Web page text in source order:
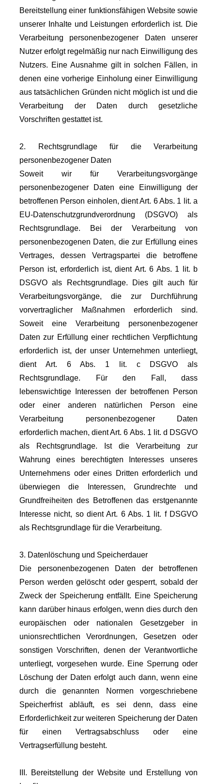
Bereitstellung einer funktionsfähigen Website sowie
unserer Inhalte und Leistungen erforderlich ist. Die
Verarbeitung personenbezogener Daten unserer
Nutzer erfolgt regelmäßig nur nach Einwilligung des
Nutzers. Eine Ausnahme gilt in solchen Fällen, in
denen eine vorherige Einholung einer Einwilligung
aus tatsächlichen Gründen nicht möglich ist und die
Verarbeitung der Daten durch gesetzliche
Vorschriften gestattet ist.
2. Rechtsgrundlage für die Verarbeitung
personenbezogener Daten
Soweit wir für Verarbeitungsvorgänge
personenbezogener Daten eine Einwilligung der
betroffenen Person einholen, dient Art. 6 Abs. 1 lit. a
EU-Datenschutzgrundverordnung (DSGVO) als
Rechtsgrundlage. Bei der Verarbeitung von
personenbezogenen Daten, die zur Erfüllung eines
Vertrages, dessen Vertragspartei die betroffene
Person ist, erforderlich ist, dient Art. 6 Abs. 1 lit. b
DSGVO als Rechtsgrundlage. Dies gilt auch für
Verarbeitungsvorgänge, die zur Durchführung
vorvertraglicher Maßnahmen erforderlich sind.
Soweit eine Verarbeitung personenbezogener
Daten zur Erfüllung einer rechtlichen Verpflichtung
erforderlich ist, der unser Unternehmen unterliegt,
dient Art. 6 Abs. 1 lit. c DSGVO als
Rechtsgrundlage. Für den Fall, dass
lebenswichtige Interessen der betroffenen Person
oder einer anderen natürlichen Person eine
Verarbeitung personenbezogener Daten
erforderlich machen, dient Art. 6 Abs. 1 lit. d DSGVO
als Rechtsgrundlage. Ist die Verarbeitung zur
Wahrung eines berechtigten Interesses unseres
Unternehmens oder eines Dritten erforderlich und
überwiegen die Interessen, Grundrechte und
Grundfreiheiten des Betroffenen das erstgenannte
Interesse nicht, so dient Art. 6 Abs. 1 lit. f DSGVO
als Rechtsgrundlage für die Verarbeitung.
3. Datenlöschung und Speicherdauer
Die personenbezogenen Daten der betroffenen
Person werden gelöscht oder gesperrt, sobald der
Zweck der Speicherung entfällt. Eine Speicherung
kann darüber hinaus erfolgen, wenn dies durch den
europäischen oder nationalen Gesetzgeber in
unionsrechtlichen Verordnungen, Gesetzen oder
sonstigen Vorschriften, denen der Verantwortliche
unterliegt, vorgesehen wurde. Eine Sperrung oder
Löschung der Daten erfolgt auch dann, wenn eine
durch die genannten Normen vorgeschriebene
Speicherfrist abläuft, es sei denn, dass eine
Erforderlichkeit zur weiteren Speicherung der Daten
für einen Vertragsabschluss oder eine
Vertragserfüllung besteht.
III. Bereitstellung der Website und Erstellung von